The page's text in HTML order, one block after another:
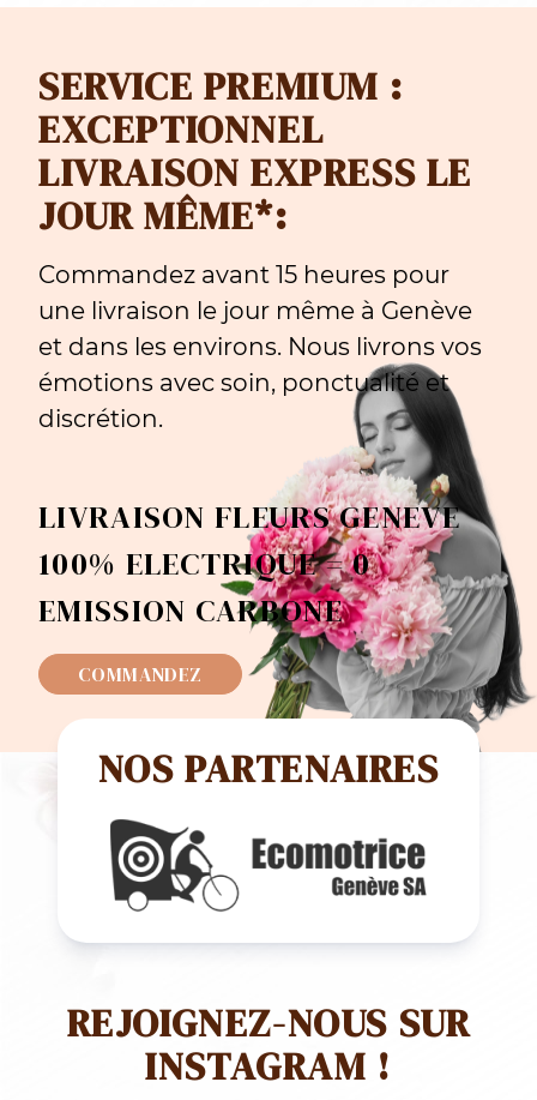
SERVICE PREMIUM :
EXCEPTIONNEL
LIVRAISON EXPRESS LE
JOUR MÊME*:
Commandez avant 15 heures pour
une livraison le jour même à Genève
et dans les environs. Nous livrons vos
émotions avec soin, ponctualité et
discrétion.
LIVRAISON FLEURS GENEVE
100% ELECTRIQUE = 0
EMISSION CARBONE
COMMANDEZ
NOS PARTENAIRES
REJOIGNEZ-NOUS SUR
INSTAGRAM !